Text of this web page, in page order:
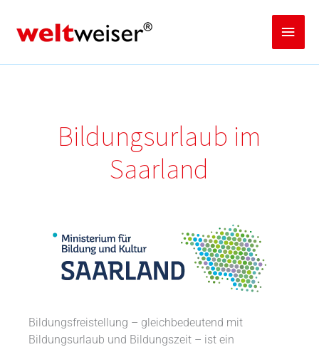
springen
Bildungsurlaub im
Saarland
Bildungsfreistellung – gleichbedeutend mit
Bildungsurlaub und Bildungszeit – ist ein